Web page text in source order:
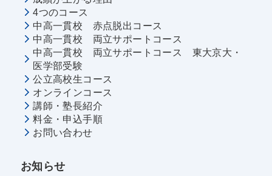
4つのコース
中高一貫校 赤点脱出コース
中高一貫校 両立サポートコース
中高一貫校 両立サポートコース 東大京大・
医学部受験
公立高校生コース
オンラインコース
講師・塾長紹介
料金・申込手順
お問い合わせ
お知らせ